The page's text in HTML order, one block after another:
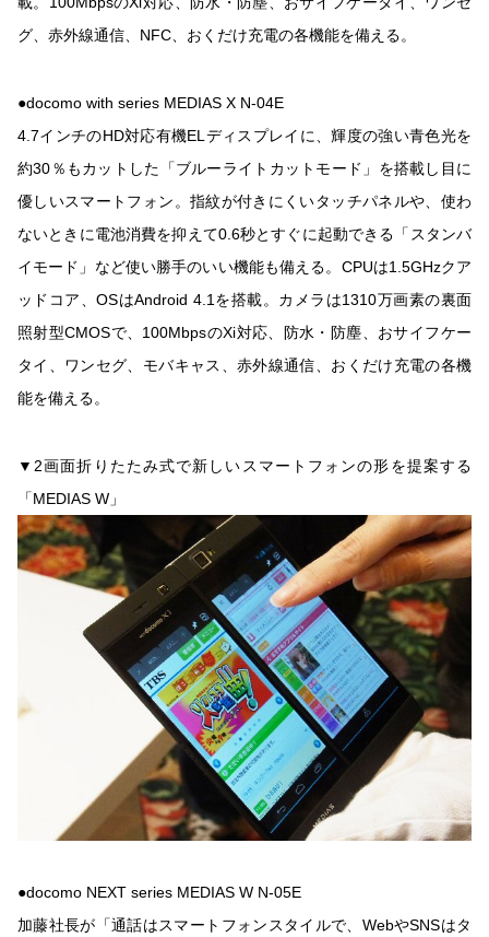
グ、赤外線通信、NFC、おくだけ充電の各機能を備える。
●docomo with series MEDIAS X N-04E
4.7インチのHD対応有機ELディスプレイに、輝度の強い青色光を
約30％もカットした「ブルーライトカットモード」を搭載し目に
優しいスマートフォン。指紋が付きにくいタッチパネルや、使わ
ないときに電池消費を抑えて0.6秒とすぐに起動できる「スタンバ
イモード」など使い勝手のいい機能も備える。CPUは1.5GHzクア
ッドコア、OSはAndroid 4.1を搭載。カメラは1310万画素の裏面
照射型CMOSで、100MbpsのXi対応、防水・防塵、おサイフケー
タイ、ワンセグ、モバキャス、赤外線通信、おくだけ充電の各機
能を備える。
▼2画面折りたたみ式で新しいスマートフォンの形を提案する
「MEDIAS W」
●docomo NEXT series MEDIAS W N-05E
加藤社長が「通話はスマートフォンスタイルで、WebやSNSはタ